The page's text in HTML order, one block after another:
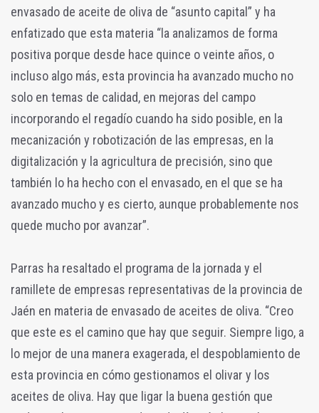
envasado de aceite de oliva de “asunto capital” y ha
enfatizado que esta materia “la analizamos de forma
positiva porque desde hace quince o veinte años, o
incluso algo más, esta provincia ha avanzado mucho no
solo en temas de calidad, en mejoras del campo
incorporando el regadío cuando ha sido posible, en la
mecanización y robotización de las empresas, en la
digitalización y la agricultura de precisión, sino que
también lo ha hecho con el envasado, en el que se ha
avanzado mucho y es cierto, aunque probablemente nos
quede mucho por avanzar”.
Parras ha resaltado el programa de la jornada y el
ramillete de empresas representativas de la provincia de
Jaén en materia de envasado de aceites de oliva. “Creo
que este es el camino que hay que seguir. Siempre ligo, a
lo mejor de una manera exagerada, el despoblamiento de
esta provincia en cómo gestionamos el olivar y los
aceites de oliva. Hay que ligar la buena gestión que